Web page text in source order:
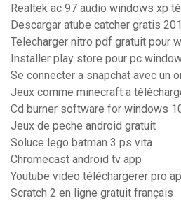
Realtek ac 97 audio windows xp
Descargar atube catcher gratis
Telecharger nitro pdf gratuit pour
Installer play store pour pc
Se connecter a snapchat avec un
Jeux comme minecraft a
Cd burner software for windows
Jeux de peche android gratuit
Soluce lego batman 3 ps vita
Chromecast android tv app
Youtube video téléchargerer pro
Scratch 2 en ligne gratuit français